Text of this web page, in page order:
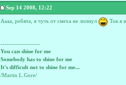
Sep 14 2008, 12:22
Аааа, ребята, я чуть от смеха не лопнул Ток я
--------------------
You can shine for me
Somebody has to shine for me
It's difficult not to shine for me...
/Martin L.Gore/